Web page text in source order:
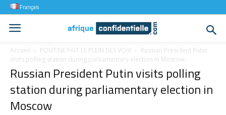
Français
Accueil POUTINE FAIT LE PLEIN DES VOIX
Russian President Putin
visits polling station during parliamentary election in Moscow
Russian President Putin visits polling
station during parliamentary election in
Moscow